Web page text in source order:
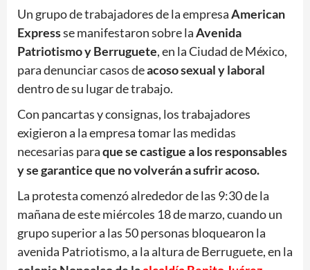
Un grupo de trabajadores de la empresaAmerican
Expressse manifestaron sobre laAvenida
Patriotismo y Berruguete, en la Ciudad de México,
para denunciar casos deacoso sexual y laboral
dentro de su lugar de trabajo.
Con pancartas y consignas, los trabajadores
exigieron a la empresa tomar las medidas
necesarias paraque se castigue a los responsables
y se garantice que no volverán a sufrir acoso.
La protesta comenzó alrededor de las 9:30 de la
mañana de este miércoles 18 de marzo, cuando un
grupo superior a las 50 personas bloquearon la
avenida Patriotismo, a la altura de Berruguete, en la